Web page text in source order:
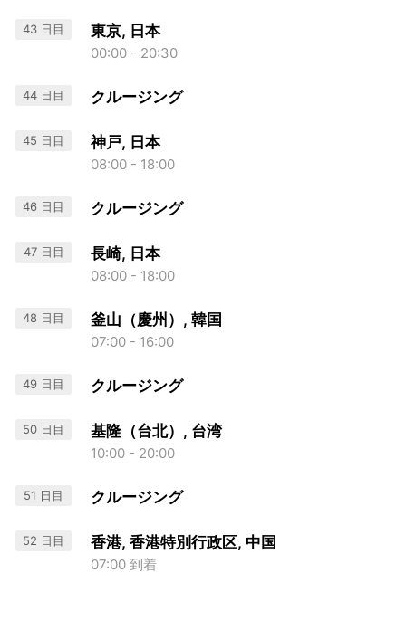
43 日目 東京, 日本
00:00 - 20:30
44 日目 クルージング
45 日目 神戸, 日本
08:00 - 18:00
46 日目 クルージング
47 日目 長崎, 日本
08:00 - 18:00
48 日目 釜山（慶州）, 韓国
07:00 - 16:00
49 日目 クルージング
50 日目 基隆（台北）, 台湾
10:00 - 20:00
51 日目 クルージング
52 日目 香港, 香港特別行政区, 中国
07:00 到着